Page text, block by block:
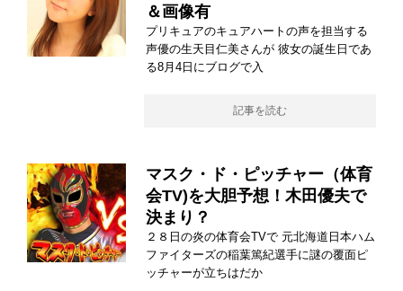
＆画像有
プリキュアのキュアハートの声を担当する
声優の生天目仁美さんが 彼女の誕生日であ
る8月4日にブログで入
記事を読む
マスク・ド・ピッチャー（体育
会TV)を大胆予想！木田優夫で
決まり？
２８日の炎の体育会TVで 元北海道日本ハム
ファイターズの稲葉篤紀選手に謎の覆面ピ
ッチャーが立ちはだか